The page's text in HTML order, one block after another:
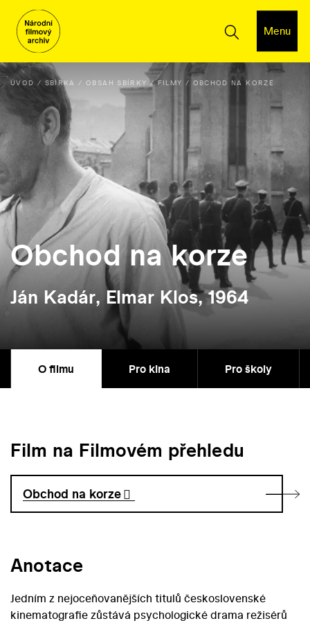
Menu
ÚVOD SBÍRKA OBSAH SBÍRKY FILMY OBCHOD NA KORZE
Obchod na korze
Ján Kadár, Elmar Klos, 1964
O filmu Pro kina Pro školy
Film na Filmovém přehledu
Obchod na korze
Anotace
Jedním z nejoceňovanějších titulů československé
kinematografie zůstává psychologické drama režisérů